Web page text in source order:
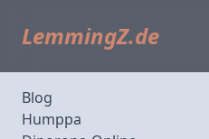
LemmingZ.de
Blog
Humppa